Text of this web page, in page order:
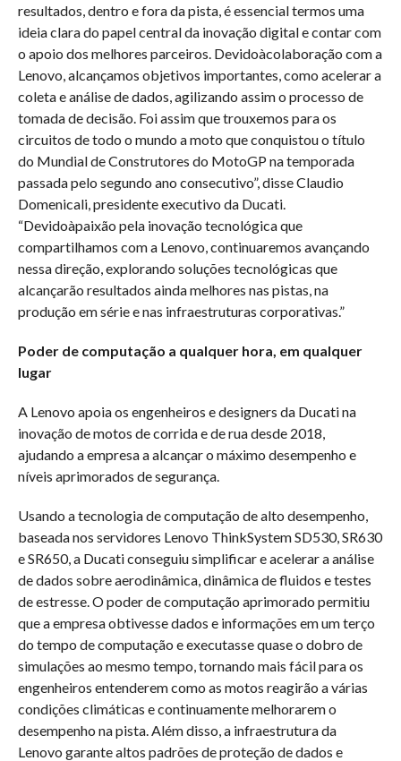
resultados, dentro e fora da pista, é essencial termos uma
ideia clara do papel central da inovação digital e contar com
o apoio dos melhores parceiros. Devidoàcolaboração com a
Lenovo, alcançamos objetivos importantes, como acelerar a
coleta e análise de dados, agilizando assim o processo de
tomada de decisão. Foi assim que trouxemos para os
circuitos de todo o mundo a moto que conquistou o título
do Mundial de Construtores do MotoGP na temporada
passada pelo segundo ano consecutivo”, disse Claudio
Domenicali, presidente executivo da Ducati.
“Devidoàpaixão pela inovação tecnológica que
compartilhamos com a Lenovo, continuaremos avançando
nessa direção, explorando soluções tecnológicas que
alcançarão resultados ainda melhores nas pistas, na
produção em série e nas infraestruturas corporativas.”
Poder de computação a qualquer hora, em qualquer
lugar
A Lenovo apoia os engenheiros e designers da Ducati na
inovação de motos de corrida e de rua desde 2018,
ajudando a empresa a alcançar o máximo desempenho e
níveis aprimorados de segurança.
Usando a tecnologia de computação de alto desempenho,
baseada nos servidores Lenovo ThinkSystem SD530, SR630
e SR650, a Ducati conseguiu simplificar e acelerar a análise
de dados sobre aerodinâmica, dinâmica de fluidos e testes
de estresse. O poder de computação aprimorado permitiu
que a empresa obtivesse dados e informações em um terço
do tempo de computação e executasse quase o dobro de
simulações ao mesmo tempo, tornando mais fácil para os
engenheiros entenderem como as motos reagirão a várias
condições climáticas e continuamente melhorarem o
desempenho na pista. Além disso, a infraestrutura da
Lenovo garante altos padrões de proteção de dados e